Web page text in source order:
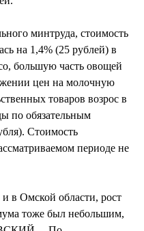
минтруда, стоимость
на 1,4% (25 рублей) в
большую часть овощей
цен на молочную
товаров возрос в
по обязательным
Стоимость
периоде не
в Омской области, рост
тоже был небольшим,